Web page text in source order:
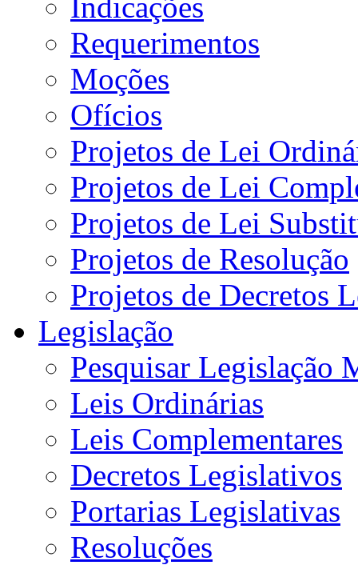
Requerimentos
Moções
Ofícios
Projetos de Lei
Projetos de Lei
Projetos de Lei
Projetos de Resolução
Projetos de Decretos
Legislação
Pesquisar Legislação
Leis Ordinárias
Leis Complementares
Decretos Legislativos
Portarias Legislativas
Resoluções